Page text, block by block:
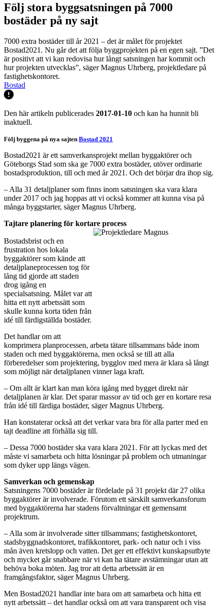
Följ stora byggsatsningen på 7000
bostäder på ny sajt
7000 extra bostäder till år 2021 – det är målet för projektet
Bostad2021. Nu går det att följa byggprojekten på en egen sajt. ”Det
är positivt att vi kan redovisa hur långt satsningen har kommit och
hur projekten utvecklas”, säger Magnus Uhrberg, projektledare på
fastighetskontoret.
Bostad
Den här artikeln publicerades 2017-01-10 och kan ha hunnit bli
inaktuell.
Följ byggena på nya sajten Bostad 2021
Bostad2021 är ett samverkansprojekt mellan byggaktörer och
Göteborgs Stad som ska ge 7000 extra bostäder, utöver ordinarie
bostadsproduktion, till och med år 2021. Och det börjar dra ihop sig.
– Alla 31 detaljplaner som finns inom satsningen ska vara klara
under 2017 och jag hoppas att vi också kommer att kunna visa på
många byggstarter, säger Magnus Uhrberg.
Tajtare planering för kortare process
Bostadsbrist och en
frustration hos lokala
byggaktörer som kände att
detaljplaneprocessen tog för
lång tid gjorde att staden
drog igång en
specialsatsning. Målet var att
hitta ett nytt arbetssätt som
skulle kunna korta tiden från
idé till färdigställda bostäder.
Det handlar om att
komprimera planprocessen, arbeta tätare tillsammans både inom
staden och med byggaktörerna, men också se till att alla
förberedelser som projektering, bygglov med mera är klara så långt
som möjligt när detaljplanen vinner laga kraft.
– Om allt är klart kan man köra igång med bygget direkt när
detaljplanen är klar. Det sparar massor av tid och ger en kortare resa
från idé till färdiga bostäder, säger Magnus Uhrberg.
Han konstaterar också att det verkar vara bra för alla parter med en
tajt deadline att förhålla sig till.
– Dessa 7000 bostäder ska vara klara 2021. För att lyckas med det
måste vi samarbeta och hitta lösningar på problem och utmaningar
som dyker upp längs vägen.
Samverkan och gemenskap
Satsningens 7000 bostäder är fördelade på 31 projekt där 27 olika
byggaktörer är involverade. Förutom ett särskilt samverkansforum
med byggaktörerna har stadens förvaltningar ett gemensamt
projektrum.
– Alla som är involverade sitter tillsammans; fastighetskontoret,
stadsbyggnadskontoret, trafikkontoret, park- och natur och i viss
mån även kretslopp och vatten. Det ger ett effektivt kunskapsutbyte
och mycket går snabbare när vi kan ha tätare avstämningar utan att
behöva boka möten. Jag tror att detta arbetssätt är en
framgångsfaktor, säger Magnus Uhrberg.
Men Bostad2021 handlar inte bara om att samarbeta och hitta ett
nytt arbetssätt – det handlar också om att vara transparent och visa